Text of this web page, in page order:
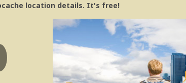
location details. It's free!